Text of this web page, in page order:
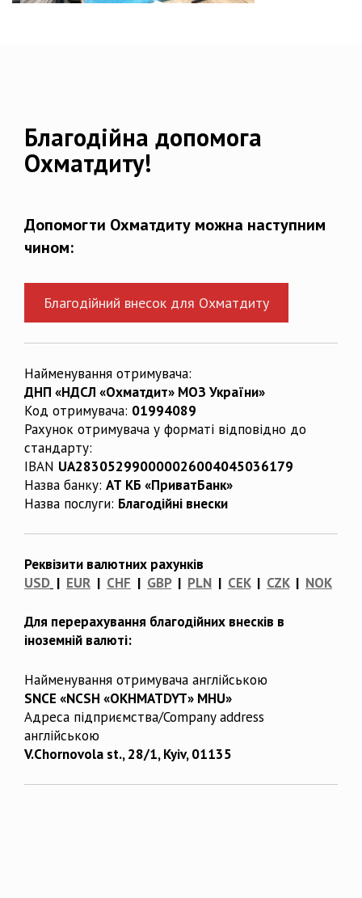
Благодійна допомога
Охматдиту!
Допомогти Охматдиту можна наступним
чином:
Благодійний внесок для Охматдиту
Найменування отримувача:
ДНП «НДСЛ «Охматдит» МОЗ України»
Код отримувача: 01994089
Рахунок отримувача у форматі відповідно до
стандарту:
IBAN UA283052990000026004045036179
Назва банку: АТ КБ «ПриватБанк»
Назва послуги: Благодійні внески
Реквізити валютних рахунків
USD | EUR | CHF | GBP| PLN | CEK| CZK| NOK
Для перерахування благодійних внесків в
іноземній валюті:
Найменування отримувача англійською
SNCE «NCSH «OKHMATDYT» MHU»
Адреса підприємства/Company address
англійською
V.Chornovola st., 28/1, Kyiv, 01135